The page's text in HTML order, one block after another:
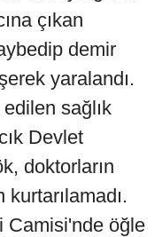
çıkan
demir
yaralandı.
sağlık
Devlet
doktorların
Camisi'nde öğle